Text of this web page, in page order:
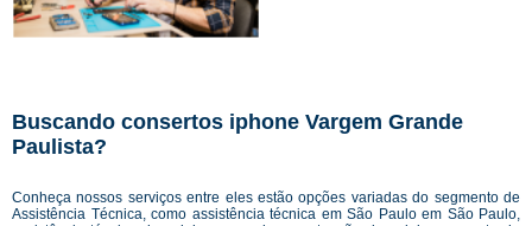
Buscando consertos iphone Vargem Grande
Paulista?
Conheça nossos serviços entre eles estão opções variadas do segmento de
Assistência Técnica, como assistência técnica em São Paulo em São Paulo,